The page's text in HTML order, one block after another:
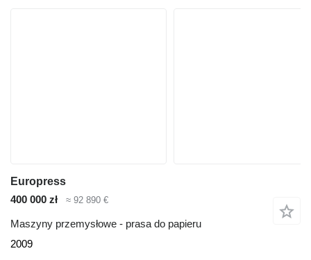
Europress
400 000 zł
≈ 92 890 €
Maszyny przemysłowe - prasa do papieru
2009